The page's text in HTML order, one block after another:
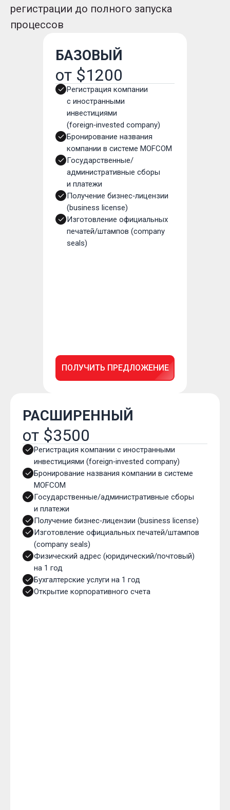
регистрации до полного запуска
процессов
БАЗОВЫЙ
от $1200
Регистрация компании
с иностранными
инвестициями
(foreign‑invested company)
Бронирование названия
компании в системе MOFCOM
Государственные/
административные сборы
и платежи
Получение бизнес‑лицензии
(business license)
Изготовление официальных
печатей/штампов (company
seals)
ПОЛУЧИТЬ ПРЕДЛОЖЕНИЕ
РАСШИРЕННЫЙ
от $3500
Регистрация компании с иностранными
инвестициями (foreign‑invested company)
Бронирование названия компании в системе
MOFCOM
Государственные/административные сборы
и платежи
Получение бизнес‑лицензии (business license)
Изготовление официальных печатей/штампов
(company seals)
Физический адрес (юридический/почтовый)
на 1 год
Бухгалтерские услуги на 1 год
Открытие корпоративного счета